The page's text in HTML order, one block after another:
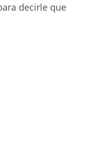
decirle que